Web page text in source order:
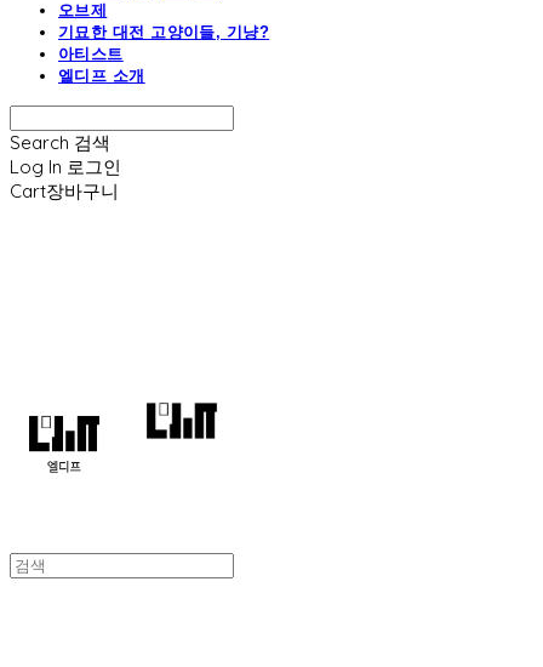
오브제
기묘한 대전 고양이들, 기냥?
아티스트
엘디프 소개
Search 검색
Log In 로그인
Cart장바구니